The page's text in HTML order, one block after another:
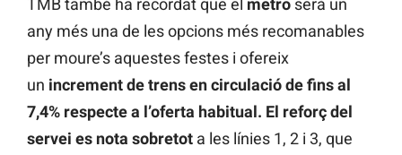
TMB també ha recordat que el metro serà un
any més una de les opcions més recomanables
per moure’s aquestes festes i ofereix
un increment de trens en circulació de fins al
7,4% respecte a l’oferta habitual. El reforç del
servei es nota sobretot a les línies 1, 2 i 3, que